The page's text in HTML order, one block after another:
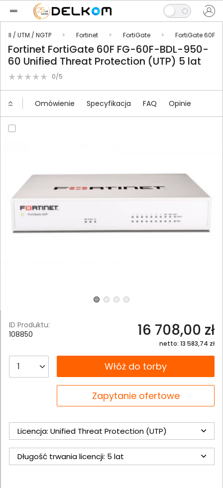
/ UTM / NGTP Fortinet FortiGate FortiGate 60F
Fortinet FortiGate 60F FG-60F-BDL-950-
60 Unified Threat Protection (UTP) 5 lat
0/5
Omówienie Specyfikacja FAQ Opinie
ID Produktu:
108850
16 708,00 zł
netto: 13 583,74 zł
__B2C.PRODUCT.QUANTITYWłóż do torby
Zapytanie ofertowe
Licencja: Unified Threat Protection (UTP)
Długość trwania licencji: 5 lat